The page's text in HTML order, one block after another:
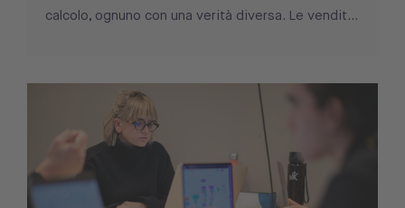
calcolo, ognuno con una verità diversa. Le vendit...